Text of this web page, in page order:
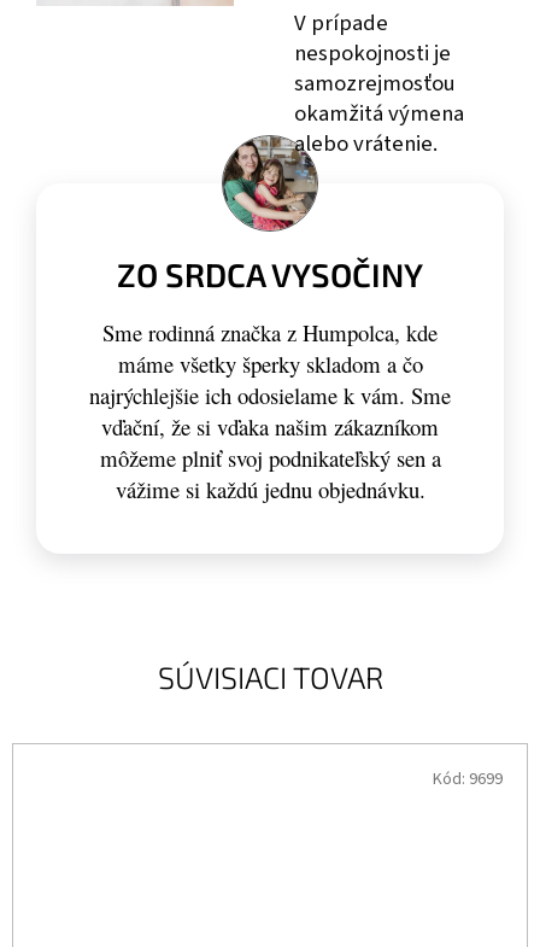
SÚVISIACI TOVAR
Kód: 9699
V prípade
nespokojnosti je
samozrejmosťou
okamžitá výmena
alebo vrátenie.
ZO SRDCA VYSOČINY
Sme rodinná značka z Humpolca, kde
máme všetky šperky skladom a čo
najrýchlejšie ich odosielame k vám. Sme
vďační, že si vďaka našim zákazníkom
môžeme plniť svoj podnikateľský sen a
vážime si každú jednu objednávku.